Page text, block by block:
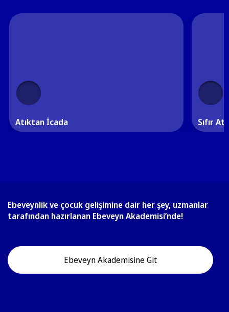
Atıktan İcada Sıfır
Ebeveynlik ve çocuk gelişimine dair her şey, uzmanlar
tarafından hazırlanan Ebeveyn Akademisi’nde!
Ebeveyn Akademisine Git